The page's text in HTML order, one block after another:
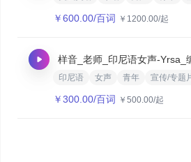
￥600.00/百词 ￥ 1200.00/起
样音_老师_印尼语女声-Yrsa_
印尼语 女声 青年 宣传/专题
￥300.00/百词 ￥ 500.00/起